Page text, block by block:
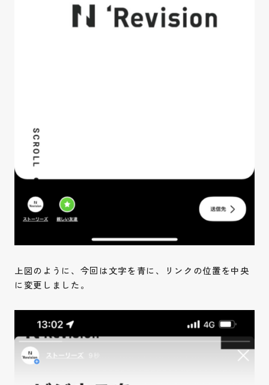
上図のように、今回は文字を青に、リンクの位置を中央
に変更しました。